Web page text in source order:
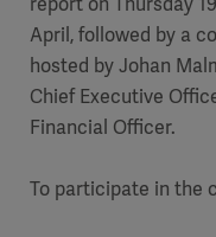
April, followed by a
hosted by Johan
Chief Executive
Financial Officer.
To participate in the